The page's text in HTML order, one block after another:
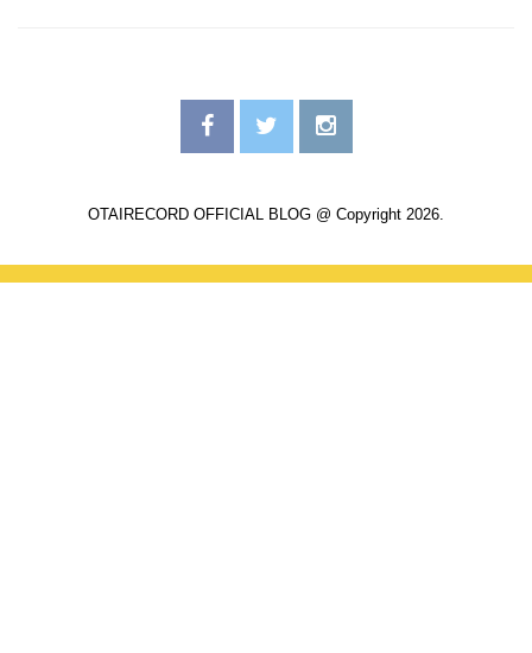
OTAIRECORD OFFICIAL BLOG @ Copyright 2026.